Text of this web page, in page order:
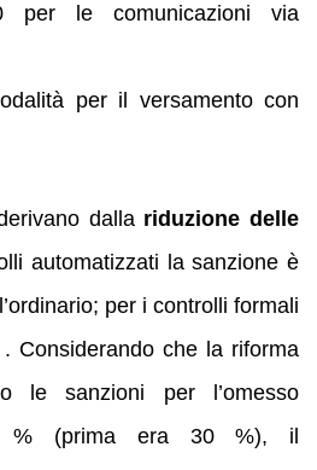
per le comunicazioni via
per il versamento con
dalla riduzione delle
automatizzati la sanzione è
per i controlli formali
. Considerando che la riforma
le sanzioni per l’omesso
% (prima era 30 %), il